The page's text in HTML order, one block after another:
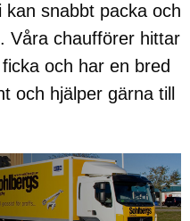
snabbt packa och
Våra chaufförer hittar
och har en bred
och hjälper gärna till